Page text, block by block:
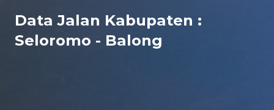
Data Jalan Kabupaten :
Seloromo - Balong